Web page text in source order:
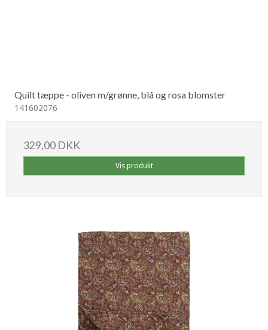
Quilt tæppe - oliven m/grønne, blå og rosa blomster
141602076
329,00 DKK
Vis produkt